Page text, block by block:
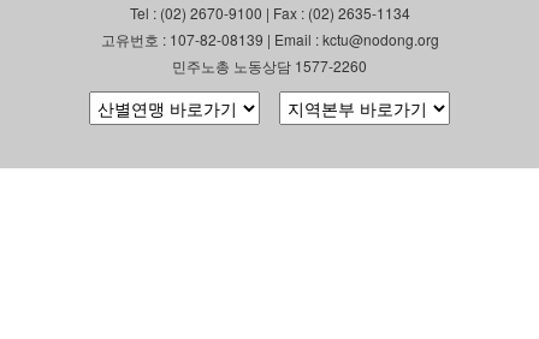
Tel : (02) 2670-9100 | Fax : (02) 2635-1134
고유번호 : 107-82-08139 | Email : kctu@nodong.org
민주노총 노동상담 1577-2260